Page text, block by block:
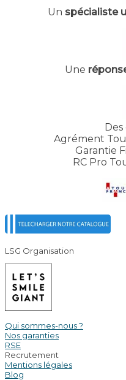
Un spécialiste
Une
Des
Agrément
Garantie
RC Pro
LSG Organisation
Qui sommes-nous ?
Nos garanties
RSE
Recrutement
Mentions légales
Blog